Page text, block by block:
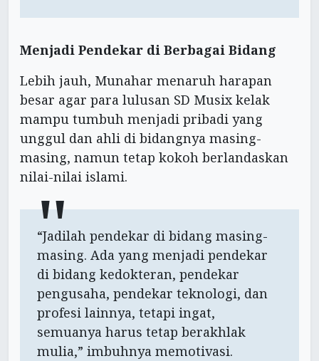
Menjadi Pendekar di Berbagai Bidang
Lebih jauh, Munahar menaruh harapan
besar agar para lulusan SD Musix kelak
mampu tumbuh menjadi pribadi yang
unggul dan ahli di bidangnya masing-
masing, namun tetap kokoh berlandaskan
nilai-nilai islami.
“Jadilah pendekar di bidang masing-
masing. Ada yang menjadi pendekar
di bidang kedokteran, pendekar
pengusaha, pendekar teknologi, dan
profesi lainnya, tetapi ingat,
semuanya harus tetap berakhlak
mulia,” imbuhnya memotivasi.